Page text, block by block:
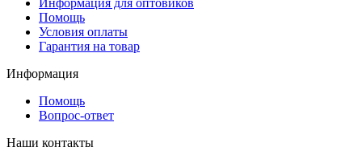
Информация для оптовиков
Помощь
Условия оплаты
Гарантия на товар
Информация
Помощь
Вопрос-ответ
Наши контакты